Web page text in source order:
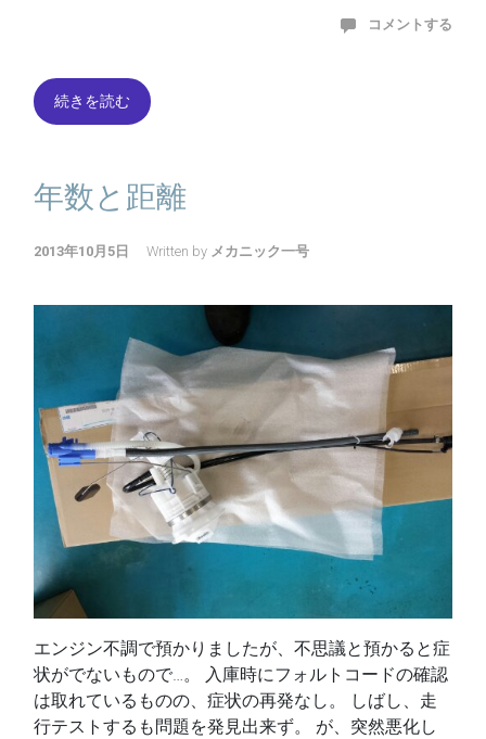
コメントする
続きを読む
年数と距離
2013年10月5日 Written by メカニック一号
エンジン不調で預かりましたが、不思議と預かると症
状がでないもので…。 入庫時にフォルトコードの確認
は取れているものの、症状の再発なし。 しばし、走
行テストするも問題を発見出来ず。 が、突然悪化し